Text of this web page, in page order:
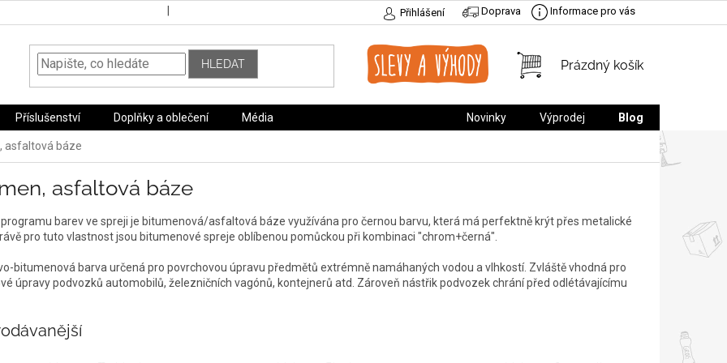
Přihlášení Doprava Informace pro vás
HLEDAT
NÁKUPNÍ
Prázdný košík
Příslušenství Doplňky a oblečení Média Novinky Výprodej Blog
asfaltová báze
asfaltová báze
barev ve spreji je bitumenová/asfaltová báze využívána pro černou barvu, která má perfektně krýt přes metalické
pro tuto vlastnost jsou bitumenové spreje oblíbenou pomůckou při kombinaci "chrom+černá".
bitumenová barva určená pro povrchovou úpravu předmětů extrémně namáhaných vodou a vlhkostí. Zvláště vhodná pro
úpravy podvozků automobilů, železničních vagónů, kontejnerů atd. Zároveň nástřik podvozek chrání před odlétávajícímu